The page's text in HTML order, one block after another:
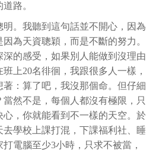
路。
。我聽到這句話並不開心，因為
為天資聰穎，而是不斷的努力。
深的感受，如果別人能做到沒理由
上20名徘徊，我跟很多人一樣，
著：算了吧，我沒那個命。但仔細
然不是，每個人都沒有極限，只
，你就能看到不一樣的天空。於
學校上課打混，下課福利社、睡
電腦至少3小時，只求不被當，